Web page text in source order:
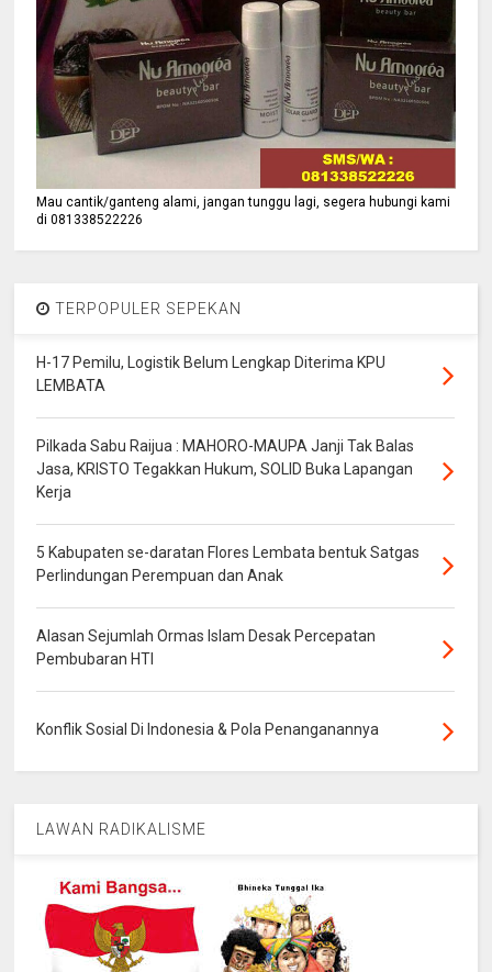
Mau cantik/ganteng alami, jangan tunggu lagi, segera hubungi kami
di 081338522226
TERPOPULER SEPEKAN
H-17 Pemilu, Logistik Belum Lengkap Diterima KPU
LEMBATA
Pilkada Sabu Raijua : MAHORO-MAUPA Janji Tak Balas
Jasa, KRISTO Tegakkan Hukum, SOLID Buka Lapangan
Kerja
5 Kabupaten se-daratan Flores Lembata bentuk Satgas
Perlindungan Perempuan dan Anak
Alasan Sejumlah Ormas Islam Desak Percepatan
Pembubaran HTI
Konflik Sosial Di Indonesia & Pola Penanganannya
LAWAN RADIKALISME